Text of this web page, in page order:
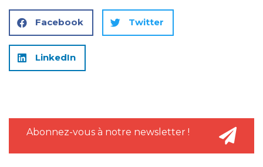
Facebook Twitter
LinkedIn
Abonnez-vous à notre newsletter !